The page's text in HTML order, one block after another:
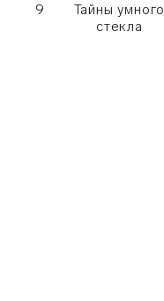
9
Тайны умного
стекла